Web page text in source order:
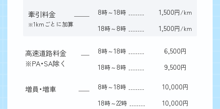
牽引料金
※1kmごとに加算
8時～18時 1,500円/km
18時～8時 1,500円/km
高速道路料金
※PA・SA除く
8時～18時 6,500円
18時～8時 9,500円
増員・増車 8時～18時 10,000円
18時～22時 10,000円